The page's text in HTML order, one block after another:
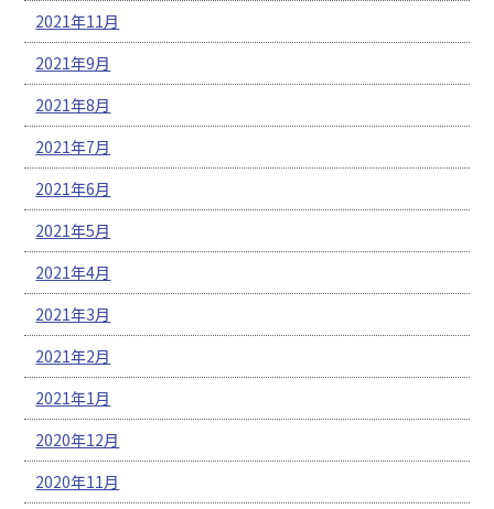
2021年11月
2021年9月
2021年8月
2021年7月
2021年6月
2021年5月
2021年4月
2021年3月
2021年2月
2021年1月
2020年12月
2020年11月